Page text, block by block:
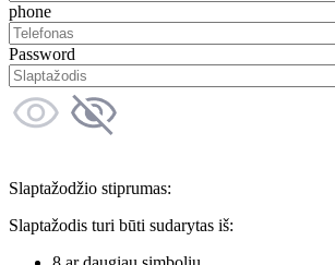
phone
Password
Slaptažodžio stiprumas:
Slaptažodis turi būti sudarytas iš: